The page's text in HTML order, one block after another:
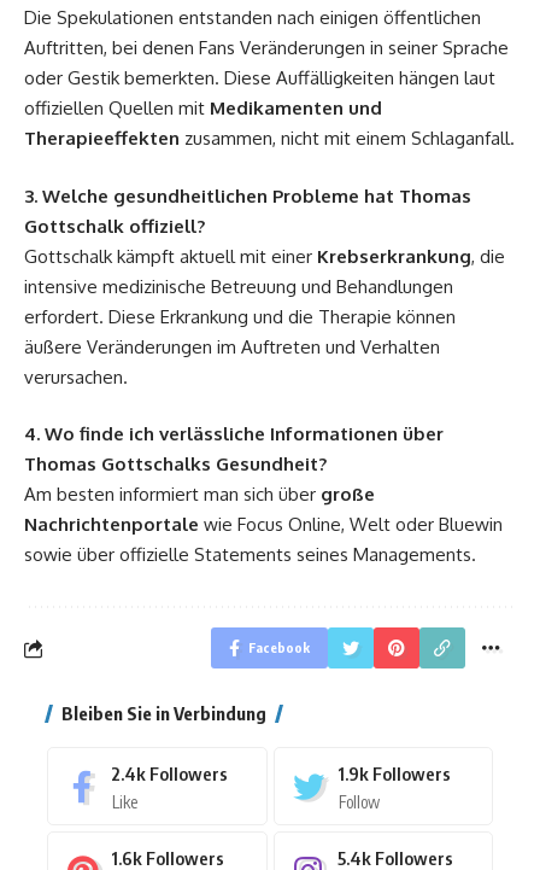
Die Spekulationen entstanden nach einigen öffentlichen
Auftritten, bei denen Fans Veränderungen in seiner Sprache
oder Gestik bemerkten. Diese Auffälligkeiten hängen laut
offiziellen Quellen mit Medikamenten und
Therapieeffekten zusammen, nicht mit einem Schlaganfall.
3. Welche gesundheitlichen Probleme hat Thomas
Gottschalk offiziell?
Gottschalk kämpft aktuell mit einer Krebserkrankung, die
intensive medizinische Betreuung und Behandlungen
erfordert. Diese Erkrankung und die Therapie können
äußere Veränderungen im Auftreten und Verhalten
verursachen.
4. Wo finde ich verlässliche Informationen über
Thomas Gottschalks Gesundheit?
Am besten informiert man sich über große
Nachrichtenportale wie Focus Online, Welt oder Bluewin
sowie über offizielle Statements seines Managements.
Facebook
Bleiben Sie in Verbindung
2.4k Followers
Like
1.9k Followers
Follow
1.6k Followers 5.4k Followers